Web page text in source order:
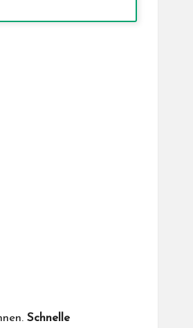
Schnelle